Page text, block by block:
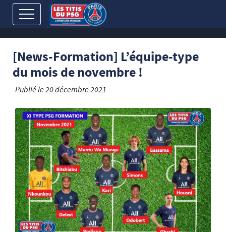
[News-Formation] L’équipe-type
du mois de novembre !
Publié le20 décembre 2021